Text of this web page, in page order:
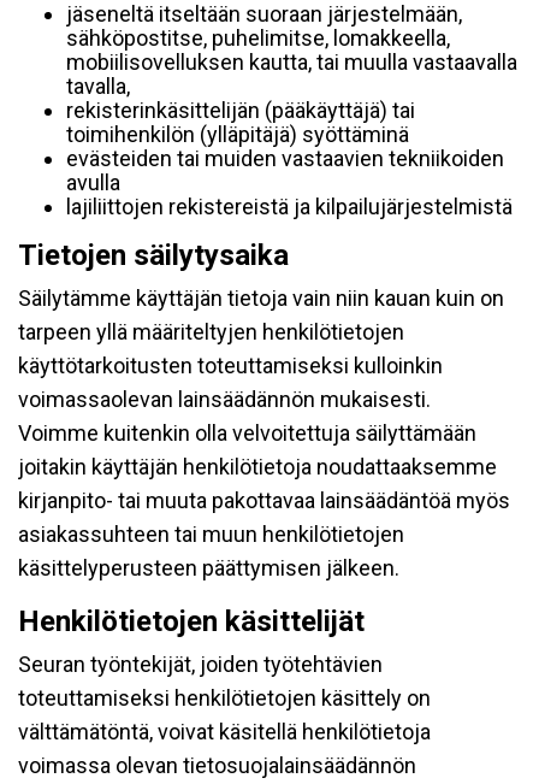
jäseneltä itseltään suoraan järjestelmään,
sähköpostitse, puhelimitse, lomakkeella,
mobiilisovelluksen kautta, tai muulla vastaavalla
tavalla,
rekisterinkäsittelijän (pääkäyttäjä) tai
toimihenkilön (ylläpitäjä) syöttäminä
evästeiden tai muiden vastaavien tekniikoiden
avulla
lajiliittojen rekistereistä ja kilpailujärjestelmistä
Tietojen säilytysaika
Säilytämme käyttäjän tietoja vain niin kauan kuin on
tarpeen yllä määriteltyjen henkilötietojen
käyttötarkoitusten toteuttamiseksi kulloinkin
voimassaolevan lainsäädännön mukaisesti.
Voimme kuitenkin olla velvoitettuja säilyttämään
joitakin käyttäjän henkilötietoja noudattaaksemme
kirjanpito- tai muuta pakottavaa lainsäädäntöä myös
asiakassuhteen tai muun henkilötietojen
käsittelyperusteen päättymisen jälkeen.
Henkilötietojen käsittelijät
Seuran työntekijät, joiden työtehtävien
toteuttamiseksi henkilötietojen käsittely on
välttämätöntä, voivat käsitellä henkilötietoja
voimassa olevan tietosuojalainsäädännön